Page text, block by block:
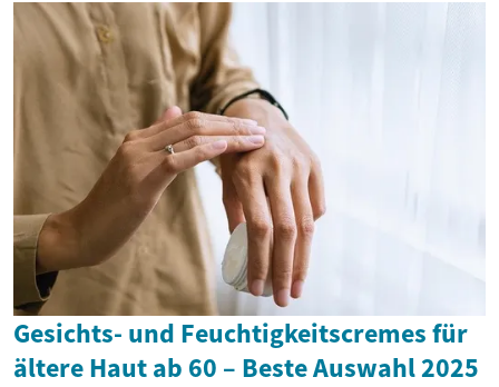
Gesichts- und Feuchtigkeitscremes für
ältere Haut ab 60 – Beste Auswahl 2025